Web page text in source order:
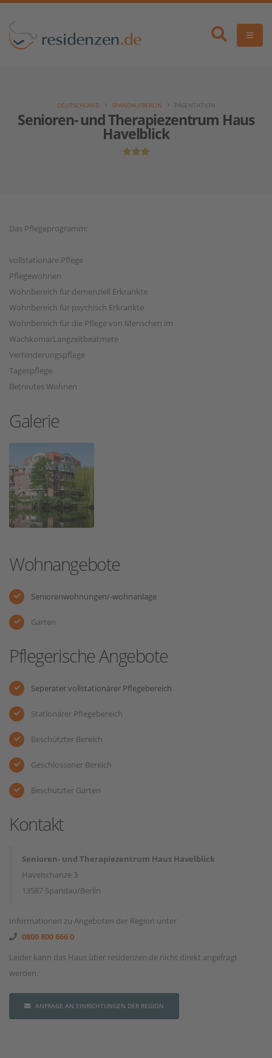
Senioren- und Therapiezentrum Haus
Havelblick
DEUTSCHLAND SPANDAU/BERLIN PÄSENTATION
Das Pflegeprogramm:
vollstationäre Pflege
Pflegewohnen
Wohnbereich für demenziell Erkrankte
Wohnbereich für psychisch Erkrankte
Wohnbereich für die Pflege von Menschen im
Wachkoma/Langzeitbeatmete
Verhinderungspflege
Tagespflege
Betreutes Wohnen
Galerie
Wohnangebote
Seniorenwohnungen/-wohnanlage
Garten
Pflegerische Angebote
Seperater vollstationärer Pflegebereich
Stationärer Pflegebereich
Beschützter Bereich
Geschlossener Bereich
Beschützter Garten
Kontakt
Senioren- und Therapiezentrum Haus Havelblick
Havelschanze 3
13587 Spandau/Berlin
Informationen zu Angeboten der Region unter
0800 800 666 0
Leider kann das Haus über residenzen.de nicht direkt angefragt
werden.
ANFRAGE AN EINRICHTUNGEN DER REGION